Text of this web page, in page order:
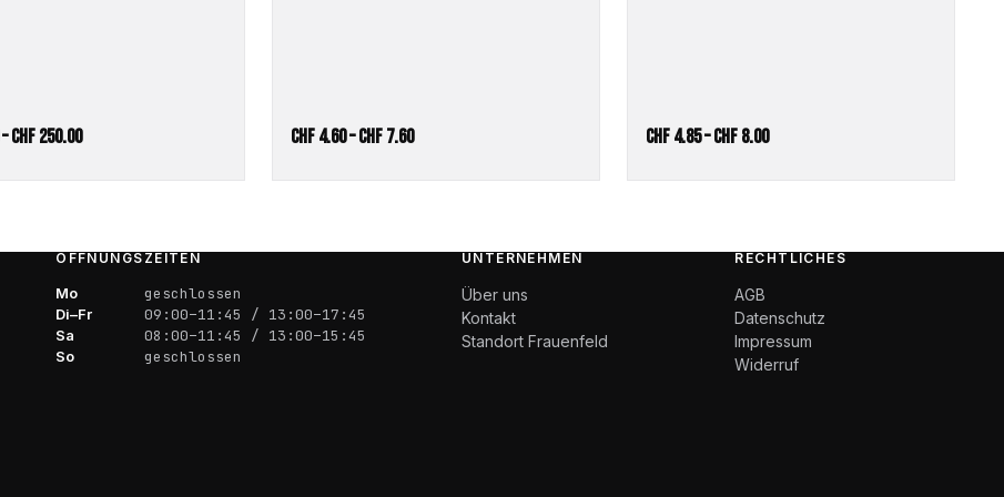
–CHF250.00Preisspanne:
CHF4.60–CHF7.60Preisspanne:
CHF4.85–CHF8.00Preisspanne:
ÖFFNUNGSZEITEN
Mo geschlossen
Di–Fr 09:00–11:45 / 13:00–17:45
Sa 08:00–11:45 / 13:00–15:45
So geschlossen
UNTERNEHMEN
Über uns
Kontakt
Standort Frauenfeld
RECHTLICHES
AGB
Datenschutz
Impressum
Widerruf